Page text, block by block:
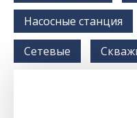
Насосные станция
Сетевые